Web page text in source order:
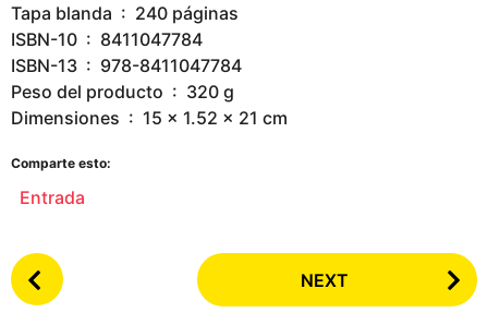
Tapa blanda ‏ : ‎ 240 páginas
ISBN-10 ‏ : ‎ 8411047784
ISBN-13 ‏ : ‎ 978-8411047784
Peso del producto ‏ : ‎ 320 g
Dimensiones ‏ : ‎ 15 x 1.52 x 21 cm
Comparte esto:
Entrada
P
o
NEXT